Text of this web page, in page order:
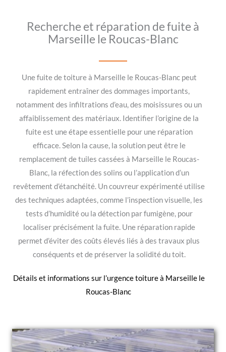
Recherche et réparation de fuite à
Marseille le Roucas-Blanc
Une fuite de toiture à Marseille le Roucas-Blanc peut
rapidement entraîner des dommages importants,
notamment des infiltrations d’eau, des moisissures ou un
affaiblissement des matériaux. Identifier l’origine de la
fuite est une étape essentielle pour une réparation
efficace. Selon la cause, la solution peut être le
remplacement de tuiles cassées à Marseille le Roucas-
Blanc, la réfection des solins ou l’application d’un
revêtement d’étanchéité. Un couvreur expérimenté utilise
des techniques adaptées, comme l’inspection visuelle, les
tests d’humidité ou la détection par fumigène, pour
localiser précisément la fuite. Une réparation rapide
permet d’éviter des coûts élevés liés à des travaux plus
conséquents et de préserver la solidité du toit.
Détails et informations sur l’urgence toiture à Marseille le
Roucas-Blanc